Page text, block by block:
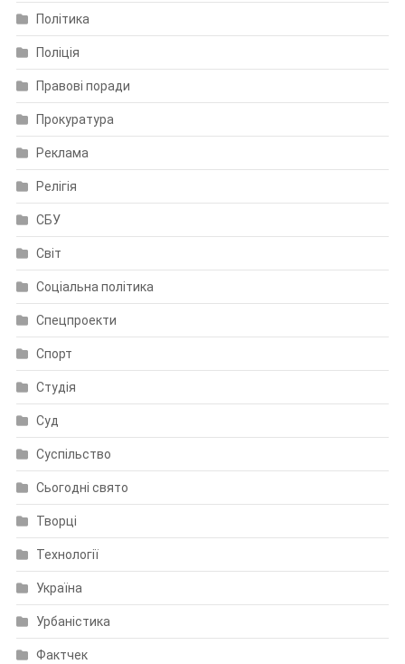
Політика
Поліція
Правові поради
Прокуратура
Реклама
Релігія
СБУ
Світ
Соціальна політика
Спецпроекти
Спорт
Студія
Суд
Суспільство
Сьогодні свято
Творці
Технології
Україна
Урбаністика
Фактчек